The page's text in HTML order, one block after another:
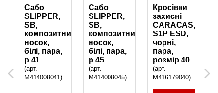
Previous
Сабо
SLIPPER,
SB,
композитний
носок,
білі, пара,
р.41
(арт.
M414009041)
Сабо
SLIPPER,
SB,
композитний
носок,
білі, пара,
р.45
(арт.
M414009045)
Кросівки
захисні
CARACAS,
S1P ESD,
чорні,
пара,
розмір 40
(арт.
M416179040)
Next